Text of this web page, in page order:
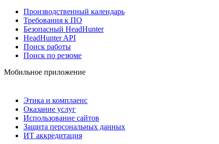
Производственный календарь
Требования к ПО
Безопасный HeadHunter
HeadHunter API
Поиск работы
Поиск по резюме
Мобильное приложение
Этика и комплаенс
Оказание услуг
Использование сайтов
Защита персональных данных
ИТ аккредитация